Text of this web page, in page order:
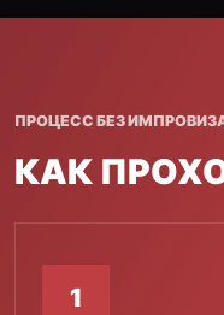
ПРОЦЕСС БЕЗ
КАК
1